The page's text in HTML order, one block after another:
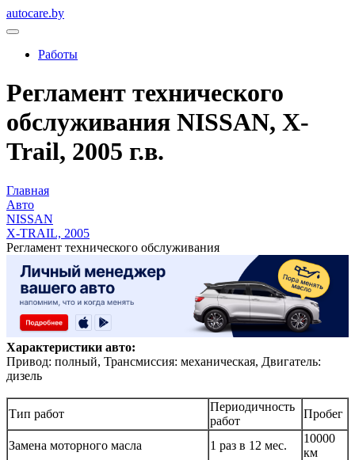
autocare.by
Работы
Регламент технического
обслуживания NISSAN, X-
Trail, 2005 г.в.
Главная
Авто
NISSAN
X-TRAIL, 2005
Регламент технического обслуживания
Характеристики авто:
Привод: полный, Трансмиссия: механическая, Двигатель:
дизель
Тип работ
Периодичность
работ
Пробег
Замена моторного масла 1 раз в 12 мес.
10000
км